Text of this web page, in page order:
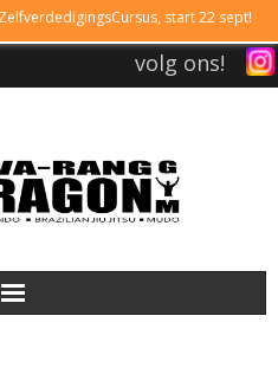
start 22 sept!
volg ons!